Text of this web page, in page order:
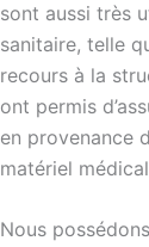
sont aussi très
sanitaire, telle
recours à la
ont permis
en provenance
matériel
Nous